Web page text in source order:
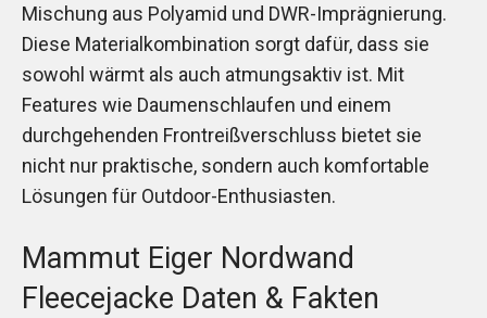
Mischung aus Polyamid und DWR-Imprägnierung.
Diese Materialkombination sorgt dafür, dass sie
sowohl wärmt als auch atmungsaktiv ist. Mit
Features wie Daumenschlaufen und einem
durchgehenden Frontreißverschluss bietet sie
nicht nur praktische, sondern auch komfortable
Lösungen für Outdoor-Enthusiasten.
Mammut Eiger Nordwand
Fleecejacke Daten & Fakten